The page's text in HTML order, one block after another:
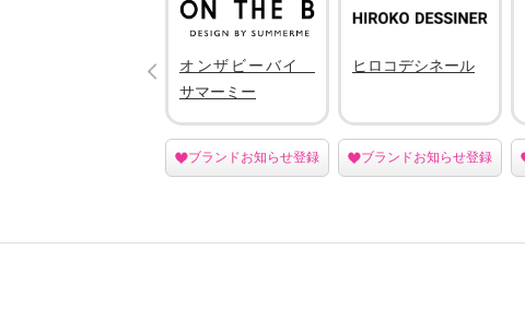
オンザビーバイ
サマーミー
ブランドお知らせ登録
ヒロコデシネール
ブランドお知らせ登録